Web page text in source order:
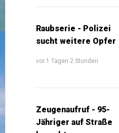
Raubserie - Polizei
sucht weitere Opfer
vor 1 Tagen 2 Stunden
Zeugenaufruf - 95-
Jähriger auf Straße